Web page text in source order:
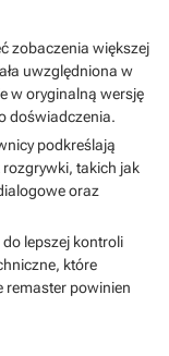
zobaczenia większej
uwzględniona w
w oryginalną wersję
doświadczenia.
podkreślają
takich jak
oraz
lepszej kontroli
które
remaster powinien